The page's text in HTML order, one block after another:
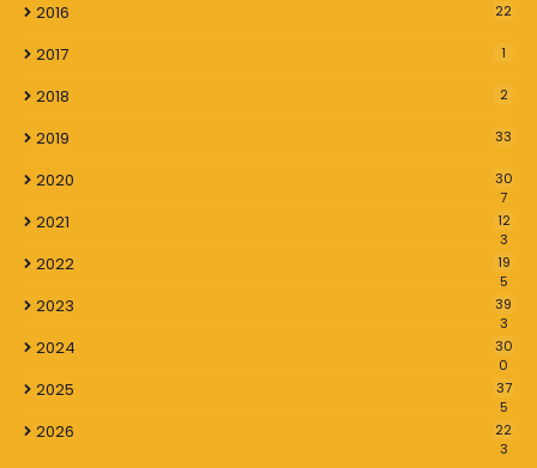
2016 22
2017 1
2018 2
2019 33
2020
30
7
2021
12
3
2022
19
5
2023
39
3
2024
30
0
2025
37
5
2026
22
3